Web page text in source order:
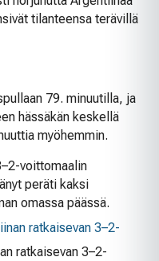
tilanteensa terävillä
79. minuutilla, ja
hässäkän keskellä
myöhemmin.
voittomaalin
peräti kaksi
omassa päässä.
ratkaisevan 3–2-